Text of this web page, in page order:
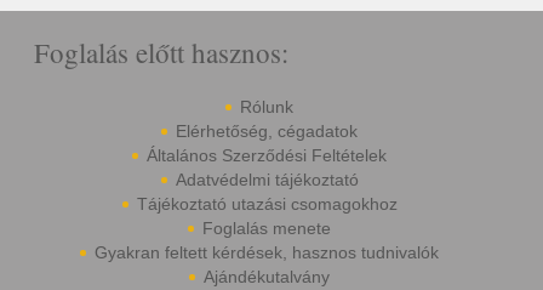
Foglalás előtt hasznos:
Rólunk
Elérhetőség, cégadatok
Általános Szerződési Feltételek
Adatvédelmi tájékoztató
Tájékoztató utazási csomagokhoz
Foglalás menete
Gyakran feltett kérdések, hasznos tudnivalók
Ajándékutalvány